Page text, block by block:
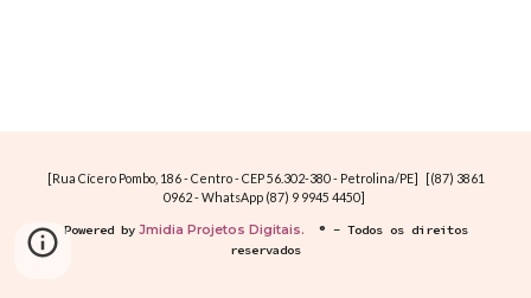
[Rua Cícero Pombo, 186 - Centro - CEP 56.302-380 - Petrolina/PE] [(87) 3861
0962 - WhatsApp (87) 9 9945 4450]
Powered by Jmidia Projetos Digitais. ® - Todos os direitos
reservados